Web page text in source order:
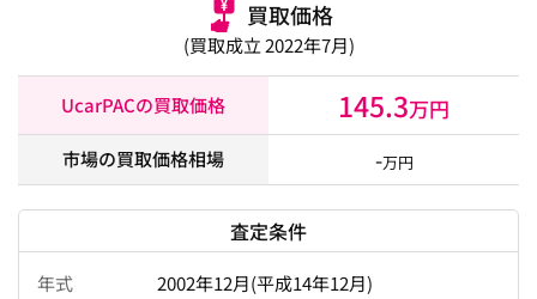
買取価格
(買取成立 2022年7月)
UcarPACの買取価格 145.3万円
市場の買取価格相場 -万円
査定条件
年式
2002年12月(平成14年12月)